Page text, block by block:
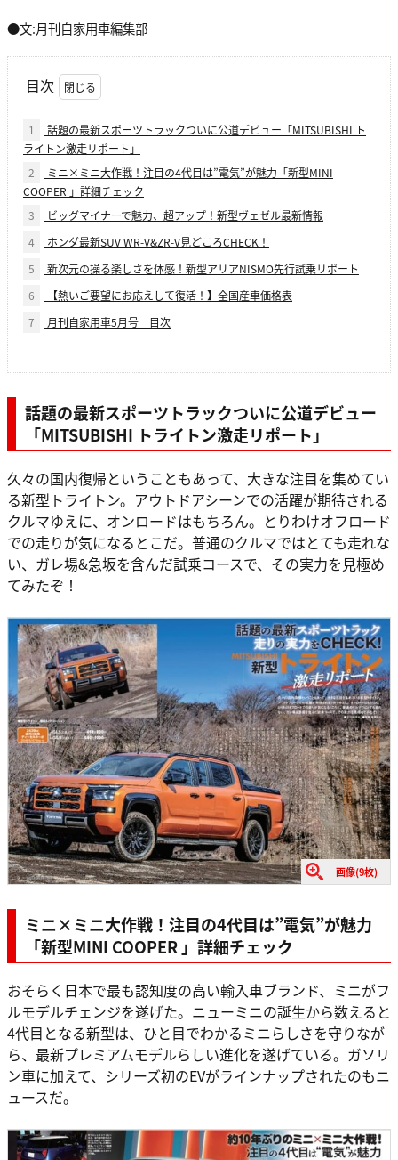
●文:月刊自家用車編集部
目次
1
話題の最新スポーツトラックついに公道デビュー「MITSUBISHI ト
ライトン激走リポート」
2
ミニ×ミニ大作戦！注目の4代目は”電気”が魅力「新型MINI
COOPER 」詳細チェック
3
ビッグマイナーで魅力、超アップ！新型ヴェゼル最新情報
4
ホンダ最新SUV WR-V&ZR-V見どころCHECK！
5
新次元の操る楽しさを体感！新型アリアNISMO先行試乗リポート
6
【熱いご要望にお応えして復活！】全国産車価格表
7
月刊自家用車5月号 目次
話題の最新スポーツトラックついに公道デビュー
「MITSUBISHI トライトン激走リポート」
久々の国内復帰ということもあって、大きな注目を集めてい
る新型トライトン。アウトドアシーンでの活躍が期待される
クルマゆえに、オンロードはもちろん。とりわけオフロード
での走りが気になるとこだ。普通のクルマではとても走れな
い、ガレ場&急坂を含んだ試乗コースで、その実力を見極め
てみたぞ！
画像(9枚)
ミニ×ミニ大作戦！注目の4代目は”電気”が魅力
「新型MINI COOPER 」詳細チェック
おそらく日本で最も認知度の高い輸入車ブランド、ミニがフ
ルモデルチェンジを遂げた。ニューミニの誕生から数えると
4代目となる新型は、ひと目でわかるミニらしさを守りなが
ら、最新プレミアムモデルらしい進化を遂げている。ガソリ
ン車に加えて、シリーズ初のEVがラインナップされたのもニ
ュースだ。